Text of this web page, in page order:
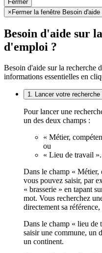
Fermer
× Fermer la fenêtre Besoin
Besoin d'aide sur
d'emploi ?
Besoin d'aide sur la recherche
informations essentielles en
1. Lancer votre recherche
Pour lancer une
un des deux champs :
« Métier,
ou
« Lieu de travail ».
Dans le champ « Métier,
vous pouvez saisir, par
« brasserie » en tapant
mot. Vous recherchez
directement sa
Dans le champ « lieu de
saisir une commune, un
un continent.